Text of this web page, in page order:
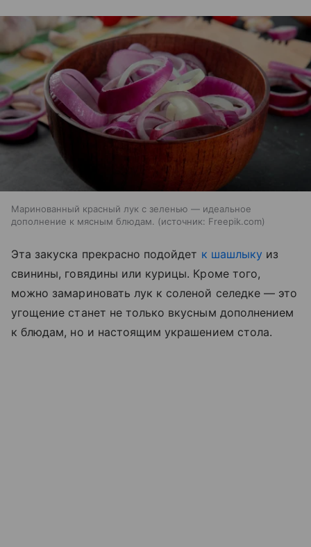
Маринованный красный лук с зеленью — идеальное
дополнение к мясным блюдам.
источник: Freepik.com
Эта закуска прекрасно подойдет к шашлыку из
свинины, говядины или курицы. Кроме того,
можно замариновать лук к соленой селедке — это
угощение станет не только вкусным дополнением
к блюдам, но и настоящим украшением стола.